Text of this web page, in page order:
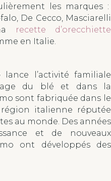
les marques :
De Cecco, Masciarelli
recette d’orecchiette
en Italie.
l’activité familiale
du blé et dans la
sont fabriquée dans le
italienne réputée
au monde. Des années
et de nouveaux
ont développés des